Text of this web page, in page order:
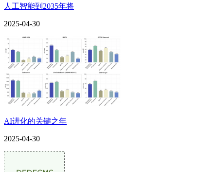
人工智能到2035年将
2025-04-30
AI进化的关键之年
2025-04-30